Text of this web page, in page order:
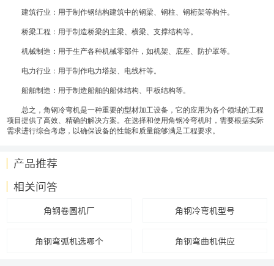
建筑行业：用于制作钢结构建筑中的钢梁、钢柱、钢桁架等构件。
桥梁工程：用于制造桥梁的主梁、横梁、支撑结构等。
机械制造：用于生产各种机械零部件，如机架、底座、防护罩等。
电力行业：用于制作电力塔架、电线杆等。
船舶制造：用于制造船舶的船体结构、甲板结构等。
总之，角钢冷弯机是一种重要的型材加工设备，它的应用为各个领域的工程
项目提供了高效、精确的解决方案。在选择和使用角钢冷弯机时，需要根据实际
需求进行综合考虑，以确保设备的性能和质量能够满足工程要求。
产品推荐
相关问答
角钢卷圆机厂 角钢冷弯机型号
角钢弯弧机选哪个 角钢弯曲机供应